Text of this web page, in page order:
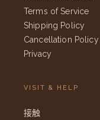
Terms of Service
Shipping Policy
Cancellation Policy
Privacy
VISIT & HELP
接触